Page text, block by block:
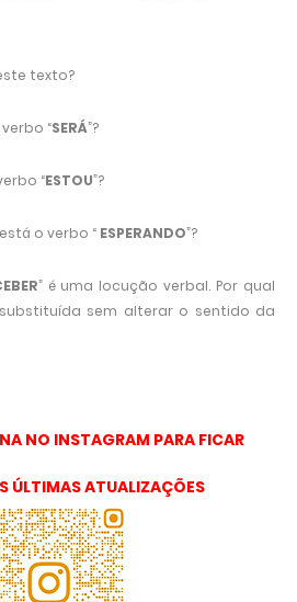
texto?
“SERÁ”?
“ESTOU”?
o verbo “ ESPERANDO”?
” é uma locução verbal. Por qual
sem alterar o sentido da
NO INSTAGRAM PARA FICAR
ÚLTIMAS ATUALIZAÇÕES